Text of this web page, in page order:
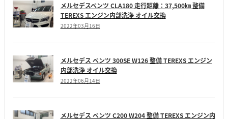
メルセデスベンツ CLA180 走行距離：37,500㎞ 整備
TEREXS エンジン内部洗浄 オイル交換
2022年03月16日
メルセデス ベンツ 300SE W126 整備 TEREXS エンジン
内部洗浄 オイル交換
2022年06月14日
メルセデス ベンツ C200 W204 整備 TEREXS エンジン内